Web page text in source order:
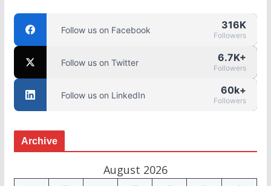
Follow us on Facebook 316K
Followers
Follow us on Twitter 6.7K+
Followers
Follow us on LinkedIn 60k+
Followers
Archive
August 2026